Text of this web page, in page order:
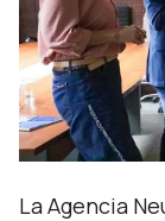
La Agencia